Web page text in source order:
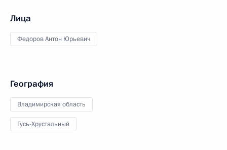
Лица
Федоров Антон Юрьевич
География
Владимирская область
Гусь-Хрустальный